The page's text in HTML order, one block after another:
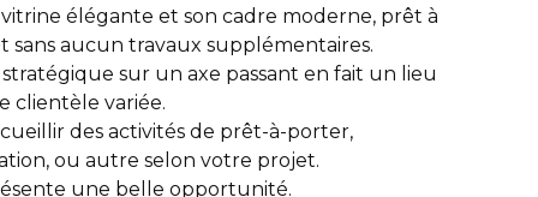
élégante et son cadre moderne, prêt à
sans aucun travaux supplémentaires.
sur un axe passant en fait un lieu
clientèle variée.
des activités de prêt-à-porter,
ou autre selon votre projet.
une belle opportunité.